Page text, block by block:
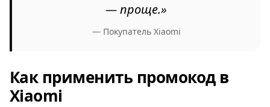
— проще.»
— Покупатель Xiaomi
Как применить промокод в
Xiaomi